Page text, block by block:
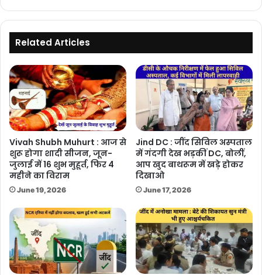
रूचि
Related Articles
Vivah Shubh Muhurt : आज से
शुरू होगा शादी सीजन, जून-
जुलाई में 16 शुभ मुहूर्त, फिर 4
महीने का विराम
June 19, 2026
Jind DC : जींद सिविल अस्पताल
में गंदगी देख भड़कीं DC, बोलीं,
आप खुद बाथरूम में खड़े होकर
दिखाओ
June 17, 2026